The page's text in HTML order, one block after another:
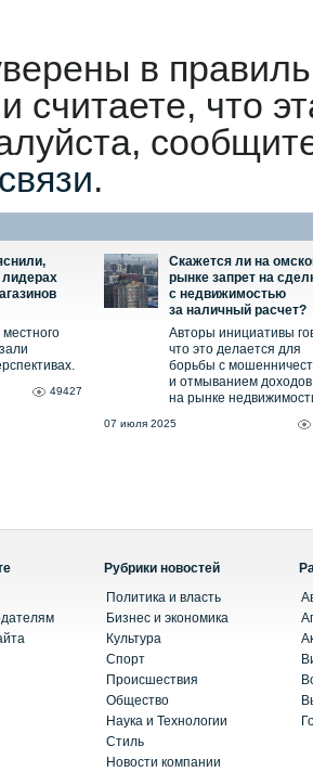
в
считаете, что
.
49427
Скажется ли на
рынке запрет на
с недвижимостью
за наличный расчет?
Авторы инициативы
что это делается для
борьбы с
и отмыванием доходов
на рынке
07 июля 2025
Рубрики новостей
Политика и власть
Бизнес и экономика
Культура
Спорт
Происшествия
Общество
Наука и Технологии
Стиль
Новости компании